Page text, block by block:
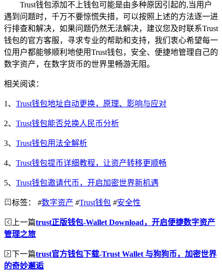
Trust钱包添加不上钱包可能是由多种原因引起的,当用户
遇到问题时，千万不要惊慌失措，可以按照上述的方法逐一进
行排查和解决，如果问题仍然无法解决，建议您及时联系Trust
钱包的官方客服，寻求专业的帮助和支持，我们衷心希望每一
位用户都能够顺利地使用Trust钱包，安全、便捷地管理自己的
数字资产，在数字货币的世界里畅游无阻。
相关阅读：
1、 Trust钱包地址自动更换，原理、影响与应对
2、 Trust钱包能否兑换人民币分析
3、 Trust钱包用法全解析
4、 Trust钱包提币详细教程，让资产转移更顺畅
5、 Trust钱包邀请代币，开启加密世界新机遇
标签： #数字资产 #Trust钱包 #安全性
上一篇trust正版钱包-Wallet Download，开启便捷数字资产
管理之旅
下一篇trust官方钱包下载-Trust Wallet 与狗狗币，加密世界
的奇妙邂逅